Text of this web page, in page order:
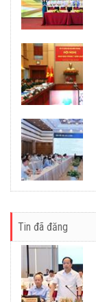
Tin đã đăng